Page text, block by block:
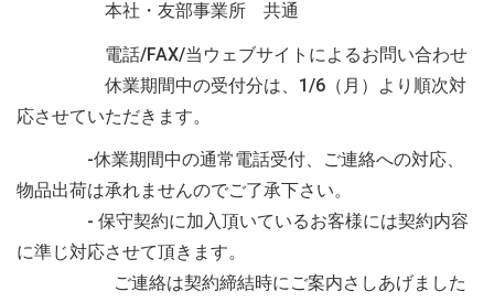
本社・友部事業所 共通
電話/FAX/当ウェブサイトによるお問い合わせ
休業期間中の受付分は、1/6（月）より順次対
応させていただきます。
-休業期間中の通常電話受付、ご連絡への対応、
物品出荷は承れませんのでご了承下さい。
- 保守契約に加入頂いているお客様には契約内容
に準じ対応させて頂きます。
ご連絡は契約締結時にご案内さしあげました